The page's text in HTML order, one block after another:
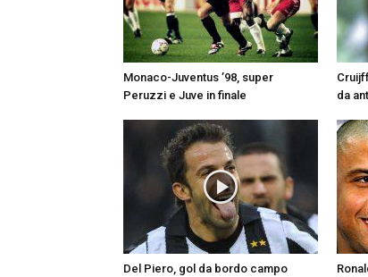
Monaco-Juventus ’98, super
Peruzzi e Juve in finale
da
Del Piero, gol da bordo campo